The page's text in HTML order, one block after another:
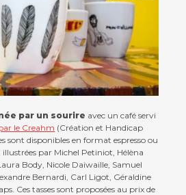
par un sourire avec un café servi
le Creahm (Création et Handicap
sont disponibles en format espresso ou
par Michel Petiniot, Hélèna
Body, Nicole Daiwaille, Samuel
Bernardi, Carl Ligot, Géraldine
Ces tasses sont proposées au prix de